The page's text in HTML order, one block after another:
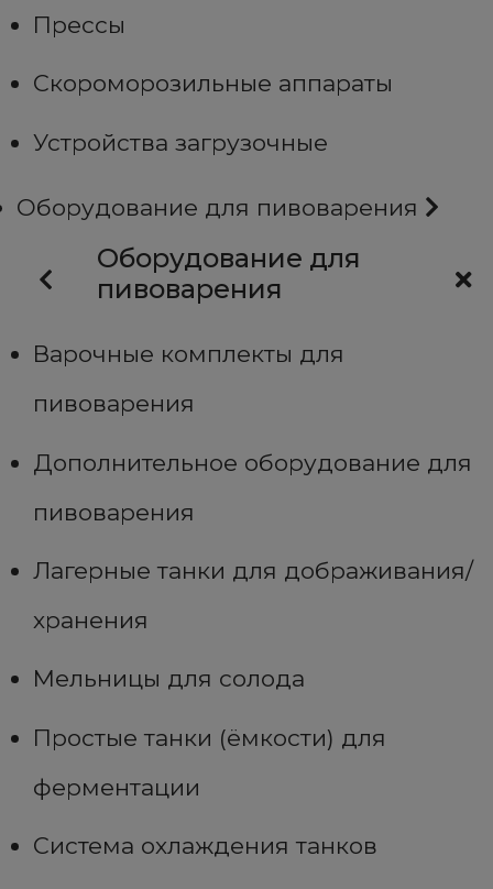
Прессы
Скороморозильные аппараты
Устройства загрузочные
Оборудование для пивоварения
Оборудование для
пивоварения
Варочные комплекты для
пивоварения
Дополнительное оборудование для
пивоварения
Лагерные танки для дображивания/
хранения
Мельницы для солода
Простые танки (ёмкости) для
ферментации
Система охлаждения танков